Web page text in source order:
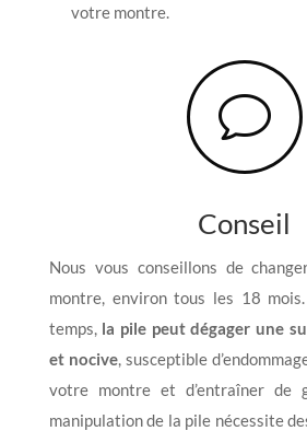
votre montre.
v
Conseil
Nous vous conseillons de
montre, environ tous les 18
temps, la pile peut dégager une
et nocive, susceptible
votre montre et d’entraîner de
manipulation de la pile nécessite